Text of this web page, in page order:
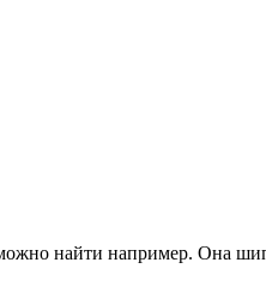
найти например. Она